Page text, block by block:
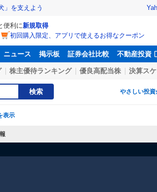
」を支えよう
便利に新規取得
初回購入限定、アプリで使えるお得なクーポン
ニュース 掲示板 証券会社比較 不動産投資
株主優待ランキング 優良高配当株 決算ス
検索 やさしい投資
表示